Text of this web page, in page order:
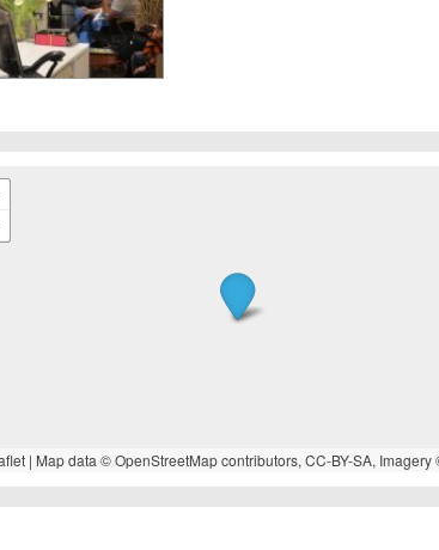
| Map data ©OpenStreetMapcontributors, CC-BY-SA, Imagery